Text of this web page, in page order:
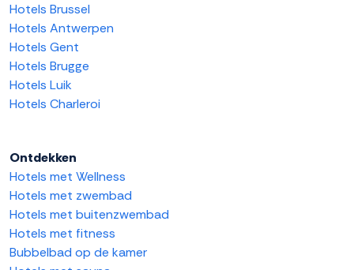
Hotels Brussel
Hotels Antwerpen
Hotels Gent
Hotels Brugge
Hotels Luik
Hotels Charleroi
Ontdekken
Hotels met Wellness
Hotels met zwembad
Hotels met buitenzwembad
Hotels met fitness
Bubbelbad op de kamer